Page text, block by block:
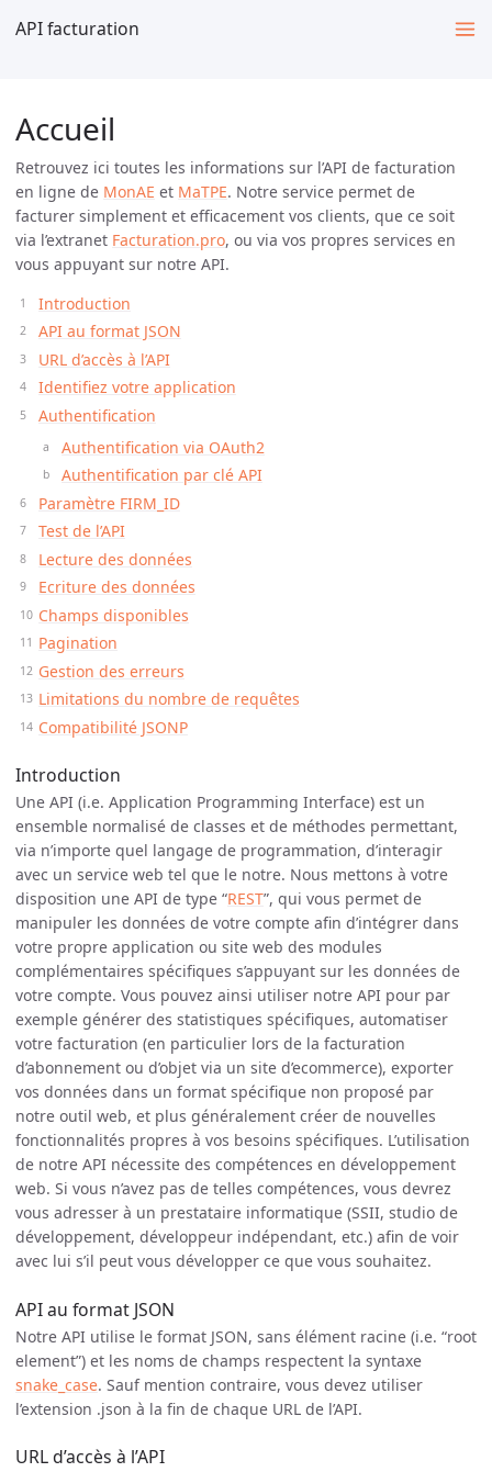
API facturation
Accueil
Retrouvez ici toutes les informations sur l’API de facturation
en ligne de MonAE et MaTPE. Notre service permet de
facturer simplement et efficacement vos clients, que ce soit
via l’extranet Facturation.pro, ou via vos propres services en
vous appuyant sur notre API.
Introduction
API au format JSON
URL d’accès à l’API
Identifiez votre application
Authentification
Authentification via OAuth2
Authentification par clé API
Paramètre FIRM_ID
Test de l’API
Lecture des données
Ecriture des données
Champs disponibles
Pagination
Gestion des erreurs
Limitations du nombre de requêtes
Compatibilité JSONP
Introduction
Une API (i.e. Application Programming Interface) est un
ensemble normalisé de classes et de méthodes permettant,
via n’importe quel langage de programmation, d’interagir
avec un service web tel que le notre. Nous mettons à votre
disposition une API de type “REST”, qui vous permet de
manipuler les données de votre compte afin d’intégrer dans
votre propre application ou site web des modules
complémentaires spécifiques s’appuyant sur les données de
votre compte. Vous pouvez ainsi utiliser notre API pour par
exemple générer des statistiques spécifiques, automatiser
votre facturation (en particulier lors de la facturation
d’abonnement ou d’objet via un site d’ecommerce), exporter
vos données dans un format spécifique non proposé par
notre outil web, et plus généralement créer de nouvelles
fonctionnalités propres à vos besoins spécifiques. L’utilisation
de notre API nécessite des compétences en développement
web. Si vous n’avez pas de telles compétences, vous devrez
vous adresser à un prestataire informatique (SSII, studio de
développement, développeur indépendant, etc.) afin de voir
avec lui s’il peut vous développer ce que vous souhaitez.
API au format JSON
Notre API utilise le format JSON, sans élément racine (i.e. “root
element”) et les noms de champs respectent la syntaxe
snake_case. Sauf mention contraire, vous devez utiliser
l’extension .json à la fin de chaque URL de l’API.
URL d’accès à l’API